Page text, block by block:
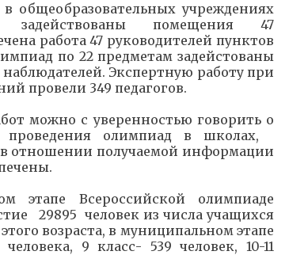
общеобразовательных учреждениях
помещения 47
работа 47 руководителей пунктов
по 22 предметам задейстованы
Экспертную работу при
провели 349 педагогов.
можно с уверенностью говорить о
проведения олимпиад в школах,
отношении получаемой информации
Всероссийской олимпиаде
29895 человек из числа учащихся
возраста, в муниципальном этапе
9 класс- 539 человек, 10-11